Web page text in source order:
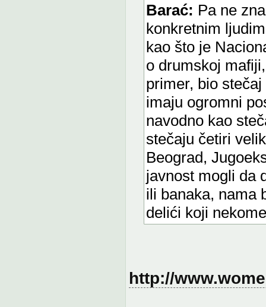
Barać: Pa ne
konkretnim
kao što je
o drumskoj
primer, bio
imaju ogromni
navodno kao
stečaju četiri
Beograd,
javnost mogli da
ili banaka, nama
delići koji
http://